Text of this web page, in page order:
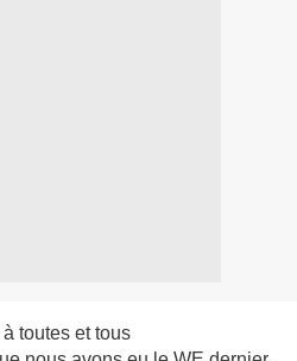
toutes et tous